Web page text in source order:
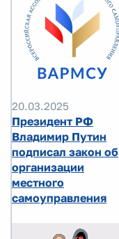
20.03.2025
️Президент РФ
Владимир Путин
подписал закон об
организации
местного
самоуправления